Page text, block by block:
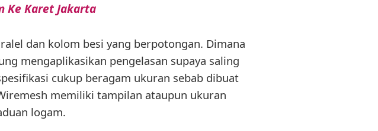
Ke Karet Jakarta
dan kolom besi yang berpotongan. Dimana
mengaplikasikan pengelasan supaya saling
cukup beragam ukuran sebab dibuat
memiliki tampilan ataupun ukuran
logam.